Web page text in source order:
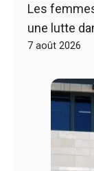
Les
une lutte
7 août 2026